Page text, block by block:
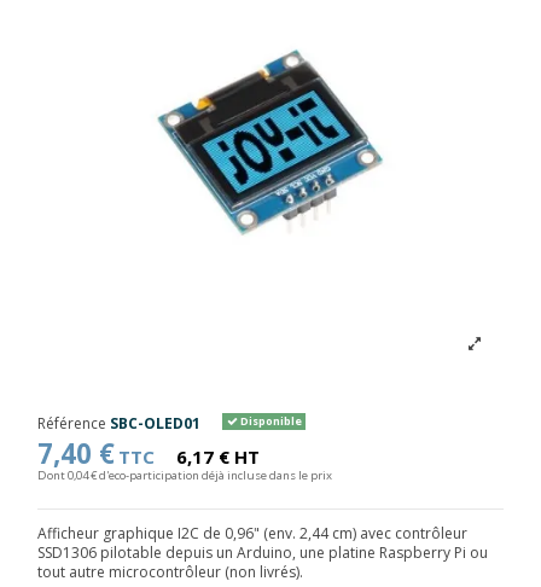
Référence SBC-OLED01 Disponible
7,40 € TTC 6,17 € HT
Dont 0,04 € d'eco-participation déjà incluse dans le prix
Afficheur graphique I2C de 0,96" (env. 2,44 cm) avec contrôleur
SSD1306 pilotable depuis un Arduino, une platine Raspberry Pi ou
tout autre microcontrôleur (non livrés).